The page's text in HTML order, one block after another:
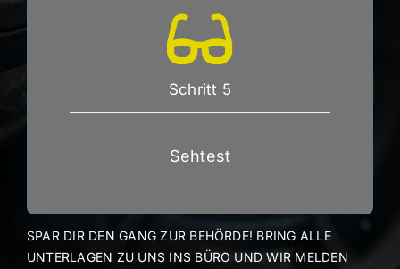
Schritt 5
Sehtest
SPAR DIR DEN GANG ZUR BEHÖRDE! BRING ALLE
UNTERLAGEN ZU UNS INS BÜRO UND WIR MELDEN